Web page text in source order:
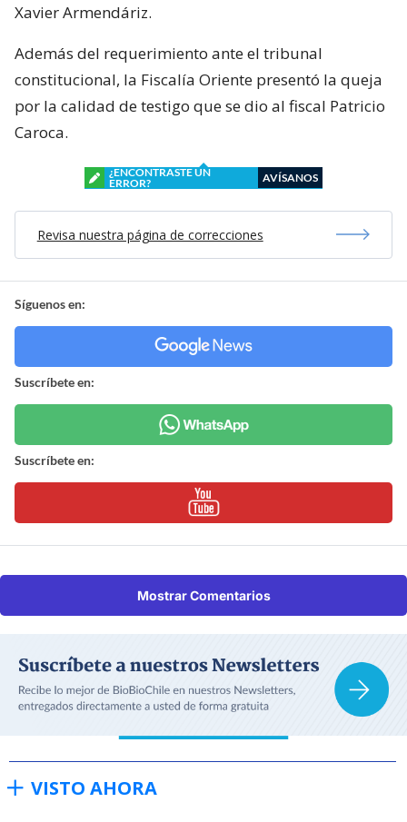
Xavier Armendáriz.
Además del requerimiento ante el tribunal
constitucional, la Fiscalía Oriente presentó la queja
por la calidad de testigo que se dio al fiscal Patricio
Caroca.
¿ENCONTRASTE UN
ERROR?
AVÍSANOS
Revisa nuestra página de correcciones
Síguenos en:
Suscríbete en:
Suscríbete en:
Mostrar Comentarios
VISTO AHORA